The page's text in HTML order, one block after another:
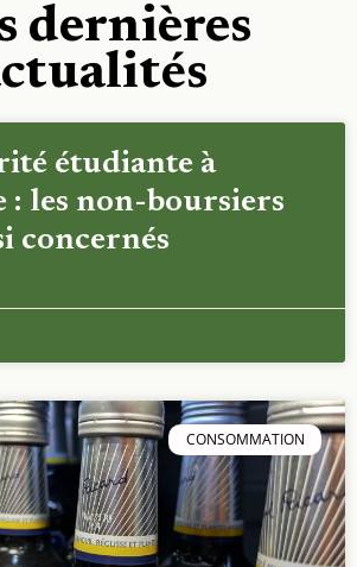
dernières
étudiante à
: les non-boursiers
concernés
CONSOMMATION